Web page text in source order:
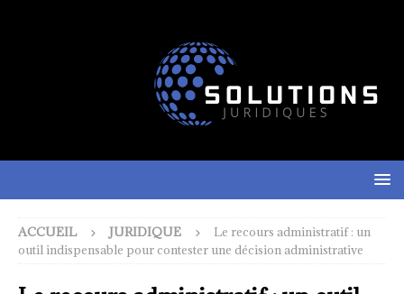
ACCUEIL JURIDIQUE
Le recours administratif : un
outil indispensable pour contester une décision administrative